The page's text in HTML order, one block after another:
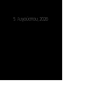
5 Αυγούστου, 2026